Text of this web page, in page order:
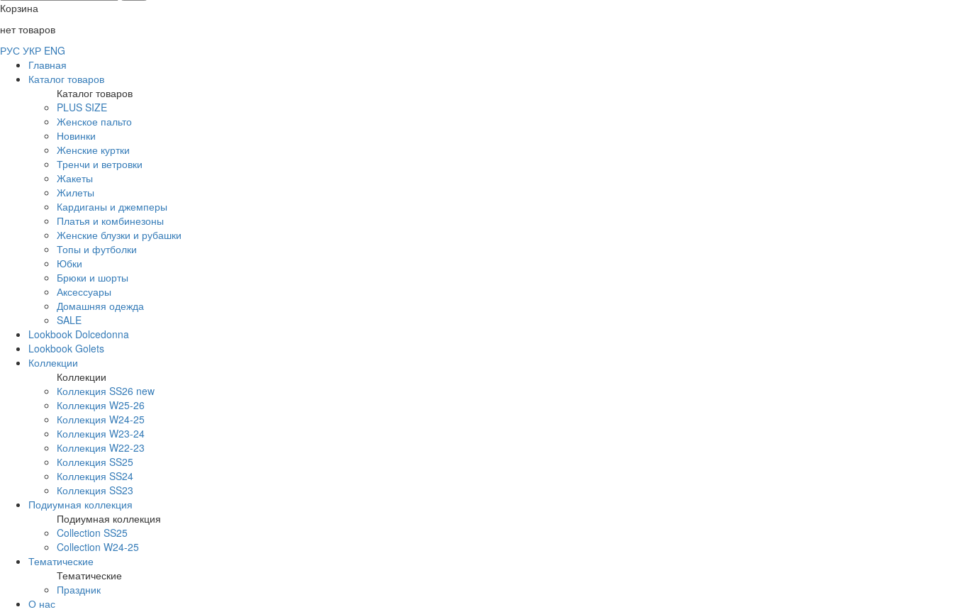
Корзина
нет товаров
РУС УКР ENG
Главная
Каталог товаров
Каталог товаров
PLUS SIZE
Женское пальто
Новинки
Женские куртки
Тренчи и ветровки
Жакеты
Жилеты
Кардиганы и джемперы
Платья и комбинезоны
Женские блузки и рубашки
Топы и футболки
Юбки
Брюки и шорты
Аксессуары
Домашняя одежда
SALE
Lookbook Dolcedonna
Lookbook Golets
Коллекции
Коллекции
Коллекция SS26 new
Коллекция W25-26
Коллекция W24-25
Коллекция W23-24
Коллекция W22-23
Коллекция SS25
Коллекция SS24
Коллекция SS23
Подиумная коллекция
Подиумная коллекция
Collection SS25
Collection W24-25
Тематические
Тематические
Праздник
О нас